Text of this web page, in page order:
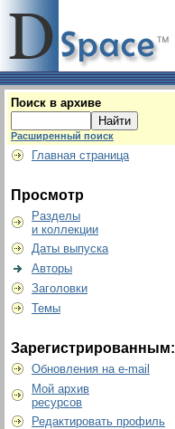
Поиск в архиве
Расширенный поиск
Главная страница
Просмотр
Разделы
и коллекции
Даты выпуска
Авторы
Заголовки
Темы
Зарегистрированным:
Обновления на e-mail
Мой архив
ресурсов
Редактировать профиль